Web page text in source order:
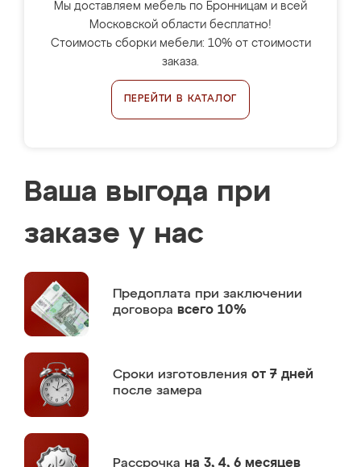
Мы доставляем мебель по Бронницам и всей
Московской области бесплатно!
Стоимость сборки мебели: 10% от стоимости
заказа.
ПЕРЕЙТИ В КАТАЛОГ
Ваша выгода при
заказе у нас
Предоплата при заключении
договора всего 10%
Сроки изготовления от 7 дней
после замера
Рассрочка на 3, 4, 6 месяцев